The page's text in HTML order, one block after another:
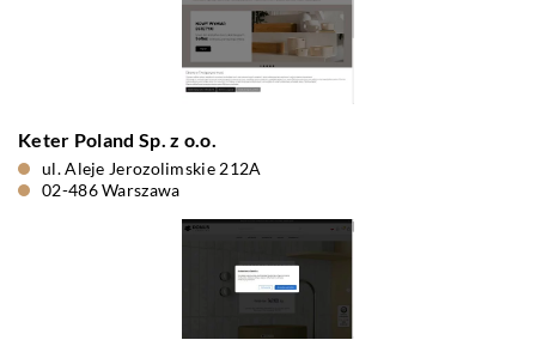
Keter Poland Sp. z o.o.
ul. Aleje Jerozolimskie 212A
02-486 Warszawa